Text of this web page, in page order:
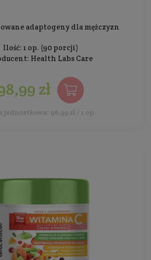
adaptogeny dla mężczyzn
Ilość: 1 op. (90 porcji)
Health Labs Care
zł
jednostkowa: 98,99 zł / 1 op.